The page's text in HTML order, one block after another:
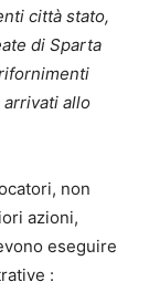
città stato,
di Sparta
allo
non
azioni,
eseguire
: